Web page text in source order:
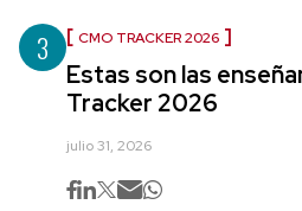
3 CMO TRACKER 2026
Estas son las
Tracker 2026
julio 31, 2026